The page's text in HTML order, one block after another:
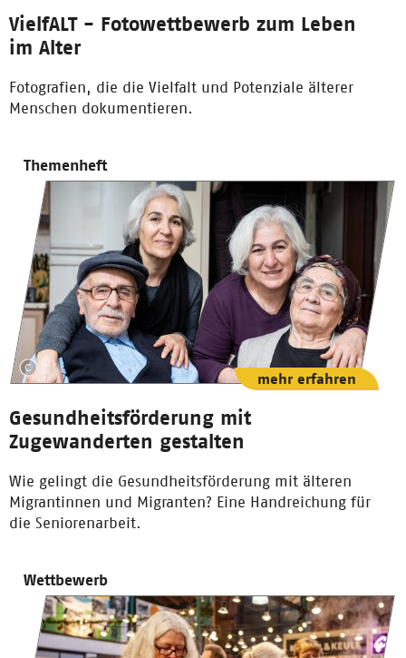
VielfALT - Fotowettbewerb zum Leben
im Alter
Fotografien, die die Vielfalt und Potenziale älterer
Menschen dokumentieren.
Themenheft
Gesundheitsförderung mit
Zugewanderten gestalten
Wie gelingt die Gesundheitsförderung mit älteren
Migrantinnen und Migranten? Eine Handreichung für
die Seniorenarbeit.
mehr erfahren
Wettbewerb